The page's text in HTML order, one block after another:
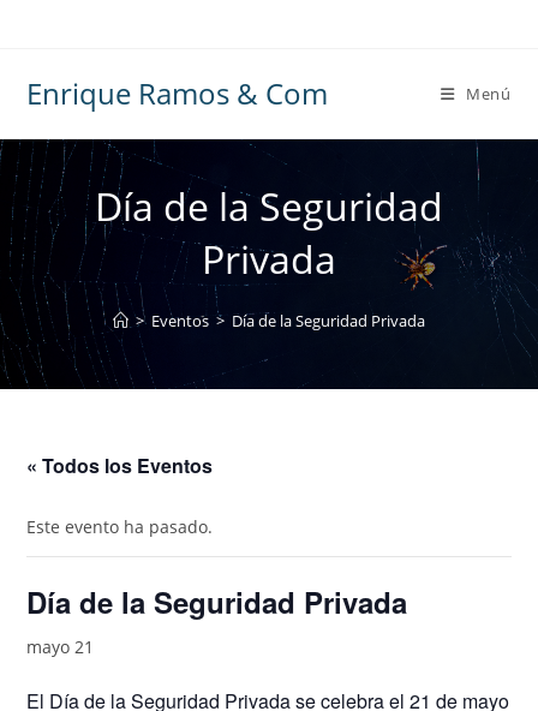
Enrique Ramos & Com Menú
Día de la Seguridad
Privada
> Eventos > Día de la Seguridad Privada
« Todos los Eventos
Este evento ha pasado.
Día de la Seguridad Privada
mayo 21
El Día de la Seguridad Privada se celebra el 21 de mayo